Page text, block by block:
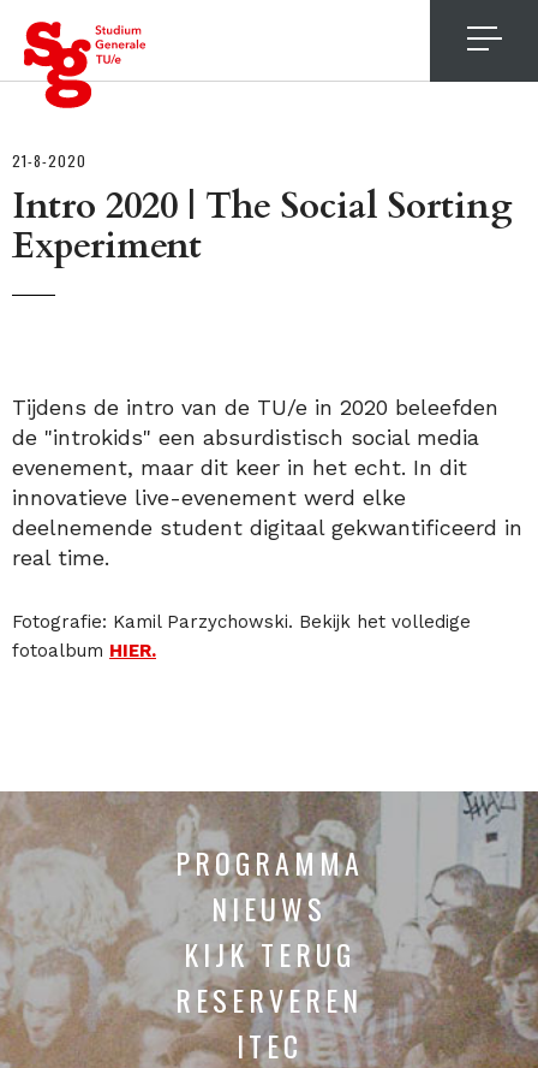
21-8-2020
Intro 2020 | The Social Sorting
Experiment
Tijdens de intro van de TU/e in 2020 beleefden
de "introkids" een absurdistisch social media
evenement, maar dit keer in het echt. In dit
innovatieve live-evenement werd elke
deelnemende student digitaal gekwantificeerd in
real time.
Fotografie: Kamil Parzychowski. Bekijk het volledige
fotoalbum HIER.
PROGRAMMA
NIEUWS
KIJK TERUG
RESERVEREN
ITEC